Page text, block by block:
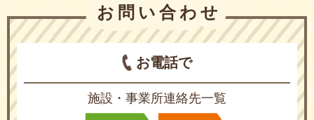
お問い合わせ
お電話で
施設・事業所連絡先一覧